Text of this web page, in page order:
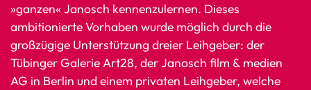
»ganzen« Janosch kennenzulernen. Dieses
ambitionierte Vorhaben wurde möglich durch die
großzügige Unterstützung dreier Leihgeber: der
Tübinger Galerie Art28, der Janosch film & medien
AG in Berlin und einem privaten Leihgeber, welche